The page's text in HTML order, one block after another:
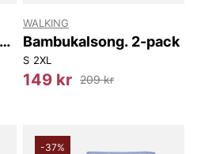
WALKING
Bambukalsong. 2-pack
S 2XL
149 kr 209 kr
-37%